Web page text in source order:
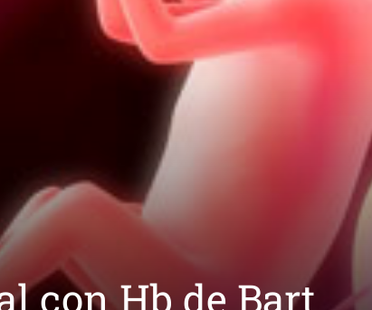
con Hb de Bart